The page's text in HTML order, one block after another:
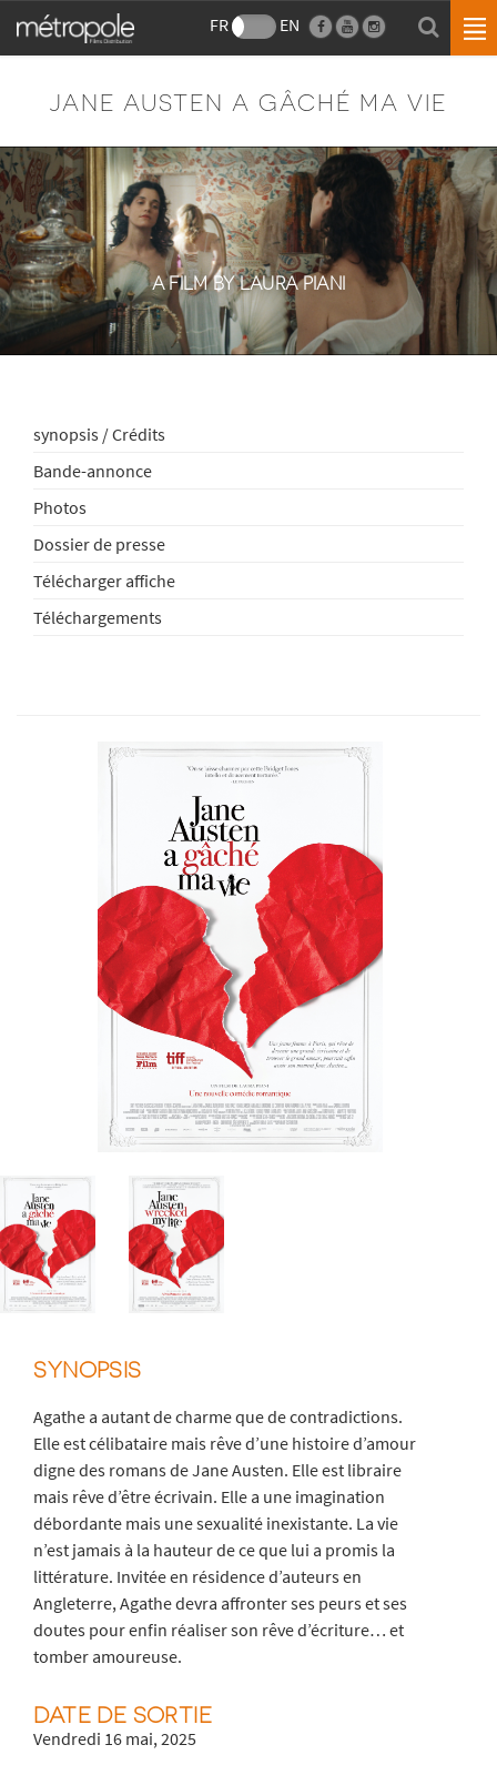
FR EN
JANE AUSTEN A GÂCHÉ MA VIE
A FILM BY LAURA PIANI
synopsis / Crédits
Bande-annonce
Photos
Dossier de presse
Télécharger affiche
Téléchargements
SYNOPSIS
Agathe a autant de charme que de contradictions.
Elle est célibataire mais rêve d’une histoire d’amour
digne des romans de Jane Austen. Elle est libraire
mais rêve d’être écrivain. Elle a une imagination
débordante mais une sexualité inexistante. La vie
n’est jamais à la hauteur de ce que lui a promis la
littérature. Invitée en résidence d’auteurs en
Angleterre, Agathe devra affronter ses peurs et ses
doutes pour enfin réaliser son rêve d’écriture… et
tomber amoureuse.
DATE DE SORTIE
Vendredi 16 mai, 2025